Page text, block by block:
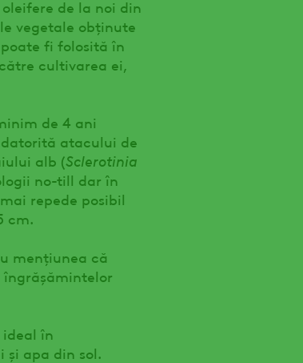
de la noi din
vegetale obținute
fi folosită în
cultivarea ei,
de 4 ani
atacului de
alb (Sclerotinia
no-till dar în
repede posibil
cm.
mențiunea că
în
apa din sol.